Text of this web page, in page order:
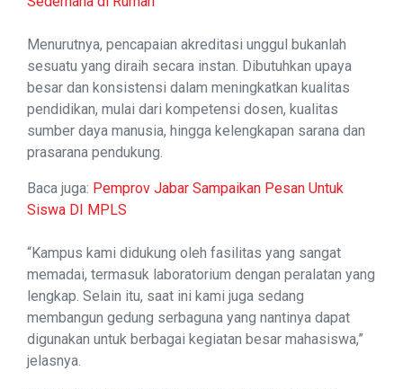
Menurutnya, pencapaian akreditasi unggul bukanlah
sesuatu yang diraih secara instan. Dibutuhkan upaya
besar dan konsistensi dalam meningkatkan kualitas
pendidikan, mulai dari kompetensi dosen, kualitas
sumber daya manusia, hingga kelengkapan sarana dan
prasarana pendukung.
Baca juga: Pemprov Jabar Sampaikan Pesan Untuk
Siswa DI MPLS
“Kampus kami didukung oleh fasilitas yang sangat
memadai, termasuk laboratorium dengan peralatan yang
lengkap. Selain itu, saat ini kami juga sedang
membangun gedung serbaguna yang nantinya dapat
digunakan untuk berbagai kegiatan besar mahasiswa,”
jelasnya.